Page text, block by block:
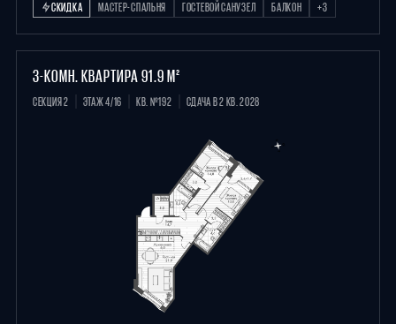
СКИДКА МАСТЕР-СПАЛЬНЯ ГОСТЕВОЙ САНУЗЕЛ БАЛКОН +3
3-КОМН. КВАРТИРА 91.9 М²
СЕКЦИЯ 2 ЭТАЖ 4/16 КВ. №192 СДАЧА В 2 КВ. 2028